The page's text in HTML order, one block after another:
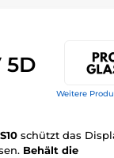
Weitere
5D
schützt das
Behält die